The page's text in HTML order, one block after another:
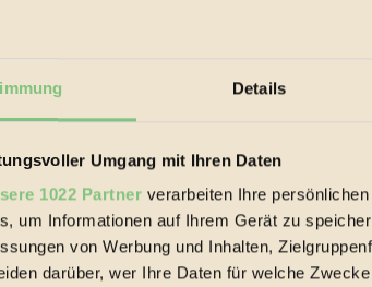
Details
Umgang mit Ihren Daten
1022 Partner verarbeiten Ihre
um Informationen auf Ihrem Gerät zu
von Werbung und Inhalten,
darüber, wer Ihre Daten für welche
Zweck gesammelt...